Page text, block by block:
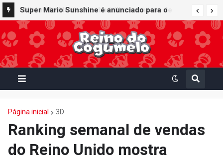
Super Mario Sunshine é anunciado para o
Nintendo GameCube - Nintendo Classics do
Nintendo Switch Online
Página inicial 3D
Ranking semanal de vendas
do Reino Unido mostra